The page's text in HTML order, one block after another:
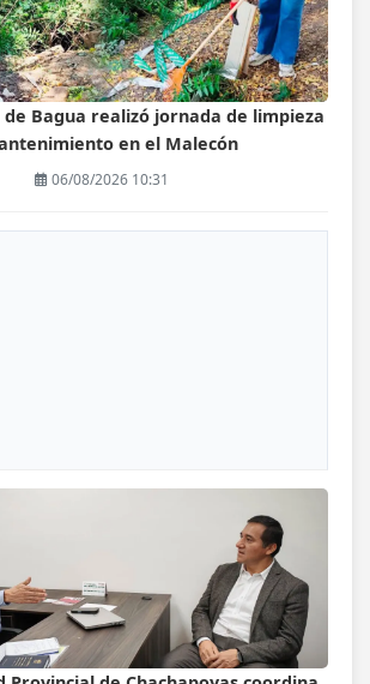
Bagua realizó jornada de limpieza
en el Malecón
06/08/2026 10:31